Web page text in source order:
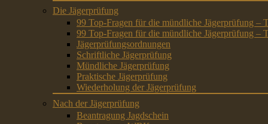
Die Jägerprüfung
99 Top-Fragen für die mündliche Jägerprüfung –
99 Top-Fragen für die mündliche Jägerprüfung –
Jägerprüfungsordnungen
Schriftliche Jägerprüfung
Mündliche Jägerprüfung
Praktische Jägerprüfung
Wiederholung der Jägerprüfung
Nach der Jägerprüfung
Beantragung Jagdschein